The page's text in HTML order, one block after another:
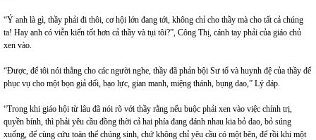
“Ý anh là gì, thầy phải đi thôi, cơ hội lớn đang tới, không chỉ cho thầy mà cho tất cả chúng
ta! Hay anh có viễn kiến tốt hơn cả thầy và tụi tôi?”, Công Thị, cánh tay phải của giáo chủ
xen vào.
“Được, để tôi nói thẳng cho các người nghe, thầy đã phản bội Sư tổ và huynh đệ của thầy để
phục vụ cho một bọn giả dối, bạo lực, gian manh, miệng thánh, bụng dao,” Lý đáp.
“Trong khi giáo hội từ lâu đã nói rõ với thầy rằng nếu buộc phải xen vào việc chính trị,
quyền bính, thì phải yêu cầu đồng thời cả hai phía đang đánh nhau kia bỏ dao, bỏ súng
xuống, để cùng cứu toàn thể chúng sinh, chứ không chỉ yêu cầu có một bên, để rồi khi một